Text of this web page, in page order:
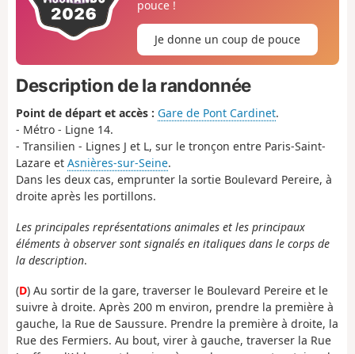
pouce !
Je donne un coup de pouce
Description de la randonnée
Point de départ et accès : Gare de Pont Cardinet.
- Métro - Ligne 14.
- Transilien - Lignes J et L, sur le tronçon entre Paris-Saint-
Lazare et Asnières-sur-Seine.
Dans les deux cas, emprunter la sortie Boulevard Pereire, à
droite après les portillons.
Les principales représentations animales et les principaux
éléments à observer sont signalés en italiques dans le corps de
la description.
(D) Au sortir de la gare, traverser le Boulevard Pereire et le
suivre à droite. Après 200 m environ, prendre la première à
gauche, la Rue de Saussure. Prendre la première à droite, la
Rue des Fermiers. Au bout, virer à gauche, traverser la Rue